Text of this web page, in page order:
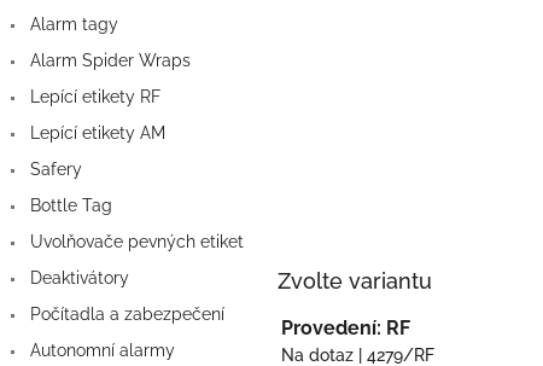
Alarm tagy
Alarm Spider Wraps
Lepící etikety RF
Lepící etikety AM
Safery
Bottle Tag
Uvolňovače pevných etiket
Deaktivátory
Počítadla a zabezpečení
Autonomní alarmy
Zvolte variantu
Provedení: RF
Na dotaz | 4279/RF